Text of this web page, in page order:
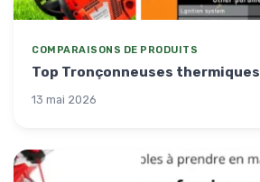
COMPARAISONS DE PRODUITS
Top Tronçonneuses thermiques
13 mai 2026